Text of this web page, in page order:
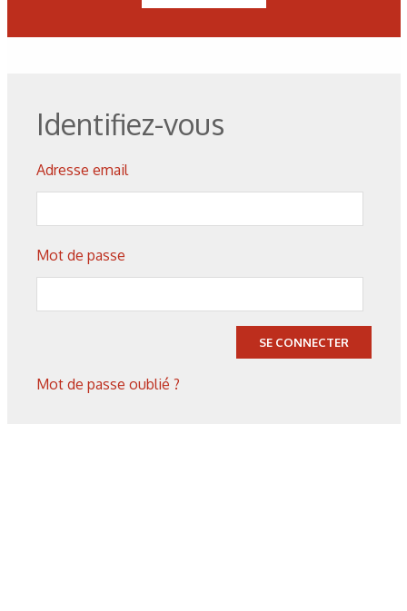
Les derniers articles sur ce
Identifiez-vous
Adresse email
Mot de passe
SE CONNECTER
Mot de passe oublié ?